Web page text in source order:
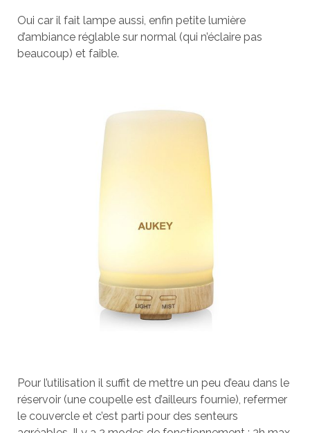
Oui car il fait lampe aussi, enfin petite lumière
d’ambiance réglable sur normal (qui n’éclaire pas
beaucoup) et faible.
Pour l’utilisation il suffit de mettre un peu d’eau dans le
réservoir (une coupelle est d’ailleurs fournie), refermer
le couvercle et c’est parti pour des senteurs